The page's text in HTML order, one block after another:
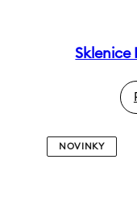
Sklenice
NOVINKY